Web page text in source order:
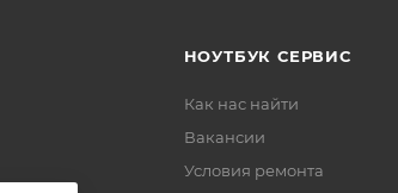
НОУТБУК СЕРВИС
Как нас найти
Вакансии
Условия ремонта